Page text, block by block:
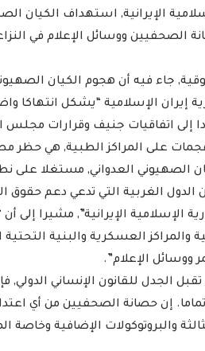
الإيرانية, استهداف الكيان
الصحفيين ووسائل الإعلام في
جاء فيه أن هجوم الكيان
إيران الإسلامية “يشكل انتهاكا
إلى اتفاقيات جنيف وقرارات مجلس
على المراكز الطبية, هي حظر
الصهيوني العدواني, مستغلا على
الدول الغربية التي تدعي دعم
الإيرانية”, مشيرا إلى أن
العسكرية والبنية التحتية
ووسائل الإعلام”.
الجدل للقانون الإنساني
إن حصانة الصحفيين من أي